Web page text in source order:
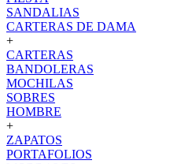
SANDALIAS
CARTERAS DE DAMA
+
CARTERAS
BANDOLERAS
MOCHILAS
SOBRES
HOMBRE
+
ZAPATOS
PORTAFOLIOS